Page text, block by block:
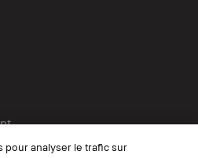
pour analyser le trafic sur